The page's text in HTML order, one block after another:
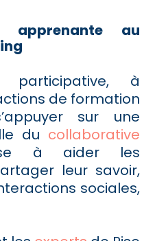
apprenante au
participative, à
de formation
sur une
du collaborative
à aider les
leur savoir,
sociales,